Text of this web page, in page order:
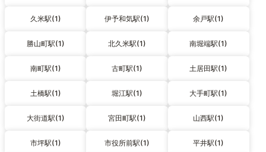
久米駅(1) 伊予和気駅(1) 余戸駅(1)
勝山町駅(1) 北久米駅(1) 南堀端駅(1)
南町駅(1) 古町駅(1) 土居田駅(1)
土橋駅(1) 堀江駅(1) 大手町駅(1)
大街道駅(1) 宮田町駅(1) 山西駅(1)
市坪駅(1) 市役所前駅(1) 平井駅(1)